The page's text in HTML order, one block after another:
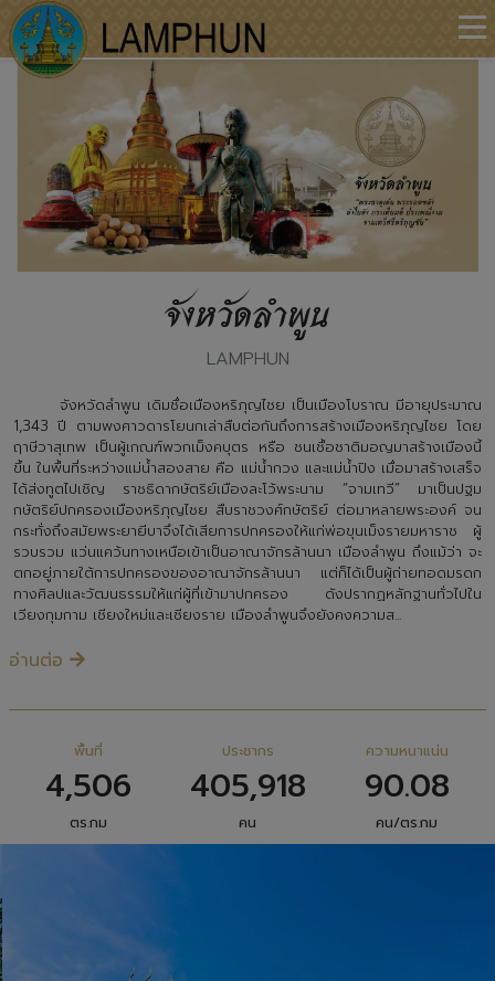
จังหวัดลำพูน
LAMPHUN
จังหวัดลำพูน เดิมชื่อเมืองหริภุญไชย เป็นเมืองโบราณ มีอายุประมาณ
1,343 ปี ตามพงศาวดารโยนกเล่าสืบต่อกันถึงการสร้างเมืองหริภุญไชย โดย
ฤาษีวาสุเทพ เป็นผู้เกณฑ์พวกเม็งคบุตร หรือ ชนเชื้อชาติมอญมาสร้างเมืองนี้
ขึ้น ในพื้นที่ระหว่างแม่น้ำสองสาย คือ แม่น้ำกวง และแม่น้ำปิง เมื่อมาสร้างเสร็จ
ได้ส่งทูตไปเชิญ ราชธิดากษัตริย์เมืองละโว้พระนาม “จามเทวี” มาเป็นปฐม
กษัตริย์ปกครองเมืองหริภุญไชย สืบราชวงศ์กษัตริย์ ต่อมาหลายพระองค์ จน
กระทั่งถึงสมัยพระยายีบาจึงได้เสียการปกครองให้แก่พ่อขุนเม็งรายมหาราช ผู้
รวบรวม แว่นแคว้นทางเหนือเข้าเป็นอาณาจักรล้านนา เมืองลำพูน ถึงแม้ว่า จะ
ตกอยู่ภายใต้การปกครองของอาณาจักรล้านนา แต่ก็ได้เป็นผู้ถ่ายทอดมรดก
ทางศิลปและวัฒนธรรมให้แก่ผู้ที่เข้ามาปกครอง ดังปรากฏหลักฐานทั่วไปใน
เวียงกุมกาม เชียงใหม่และเชียงราย เมืองลำพูนจึงยังคงความส...
อ่านต่อ
พื้นที่
4,506
ตร.กม
ประชากร
405,918
คน
ความหนาแน่น
90.08
คน/ตร.กม